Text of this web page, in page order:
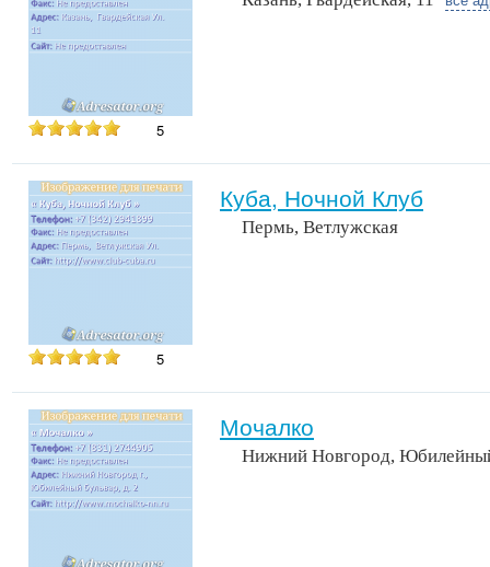
5
5
Куба, Ночной Клуб
Пермь, Ветлужская
Мочалко
Нижний Новгород,